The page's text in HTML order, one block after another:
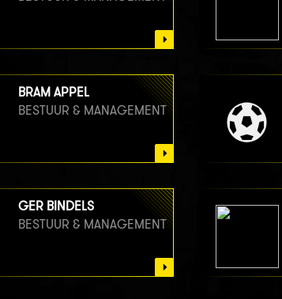
BRAM APPEL
BESTUUR & MANAGEMENT
GER BINDELS
BESTUUR & MANAGEMENT